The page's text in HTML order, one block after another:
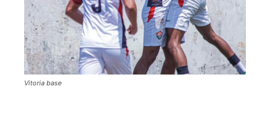
Vitoria base